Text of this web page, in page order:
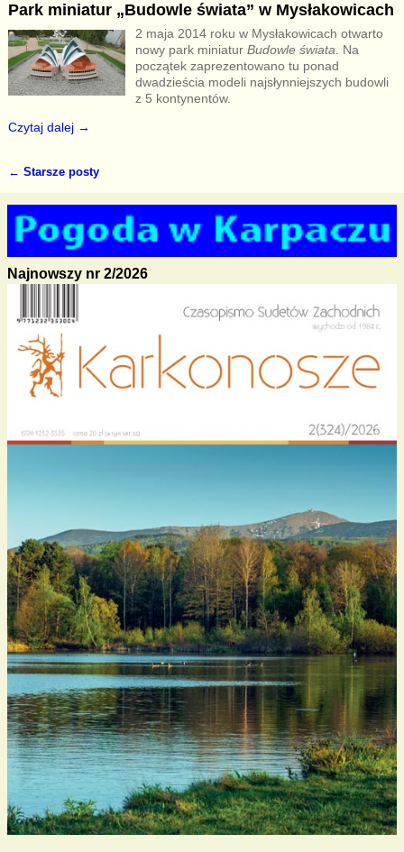
Park miniatur „Budowle świata” w Mysłakowicach
2 maja 2014 roku w Mysłakowicach otwarto
nowy park miniatur Budowle świata. Na
początek zaprezentowano tu ponad
dwadzieścia modeli najsłynniejszych budowli
z 5 kontynentów.
Czytaj dalej →
← Starsze posty
Najnowszy nr 2/2026